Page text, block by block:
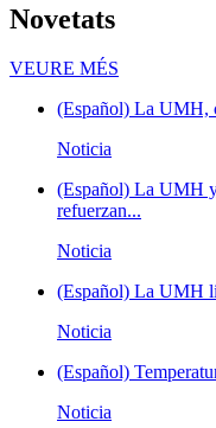
Novetats
VEURE MÉS
(Español) La UMH,
Noticia
(Español) La UMH
refuerzan...
Noticia
(Español) La UMH
Noticia
(Español)
Noticia